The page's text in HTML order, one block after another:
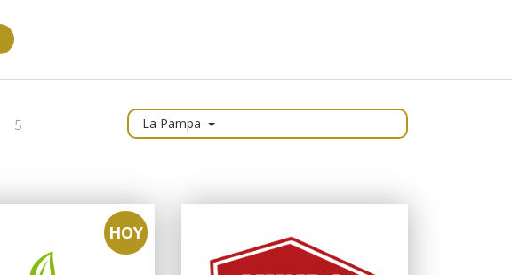
5
La Pampa
HOY